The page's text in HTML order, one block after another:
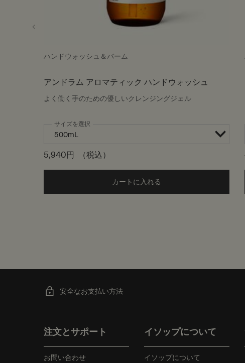
ハンドウォッシュ＆バーム
アンドラム アロマティック ハンドウォッシュ
よく働く手のための優しいクレンジングジェル
サイズを選択
5,940円 （税込）
カートに入れる Add the アンドラム ア
安全なお支払い方法
注文とサポート
お問い合わせ
イソップについて
イソップについて